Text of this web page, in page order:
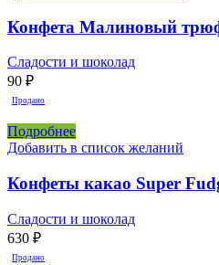
Конфета Малиновый
Сладости и шоколад
90 ₽
Продано
Подробнее
Добавить в список желаний
Конфеты какао Super
Сладости и шоколад
630 ₽
Продано